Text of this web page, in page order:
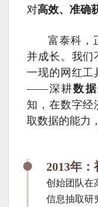
对高效、准确
富泰科，
并成长。我们
一现的网红工
——深耕数
知，在数字经
取数据的能力
2013年
创始团队在
信息抽取研